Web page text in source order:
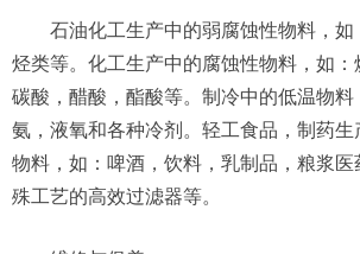
石油化工生产中的弱腐蚀性物料，如
烃类等。化工生产中的腐蚀性物料，如：
碳酸，醋酸，酯酸等。制冷中的低温物料
氨，液氧和各种冷剂。轻工食品，制药生
物料，如：啤酒，饮料，乳制品，粮浆
殊工艺的高效过滤器等。